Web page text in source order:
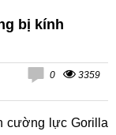
bị kính
0 3359
cường lực Gorilla